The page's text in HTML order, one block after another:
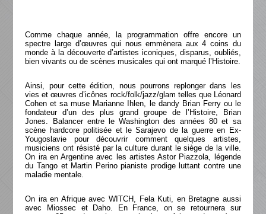
Comme chaque année, la programmation offre encore un
spectre large d’œuvres qui nous emmènera aux 4 coins du
monde à la découverte d’artistes iconiques, disparus, oubliés,
bien vivants ou de scènes musicales qui ont marqué l’Histoire.
Ainsi, pour cette édition, nous pourrons replonger dans les
vies et œuvres d’icônes rock/folk/jazz/glam telles que Léonard
Cohen et sa muse Marianne Ihlen, le dandy Brian Ferry ou le
fondateur d’un des plus grand groupe de l’Histoire, Brian
Jones. Balancer entre le Washington des années 80 et sa
scène hardcore politisée et le Sarajevo de la guerre en Ex-
Yougoslavie pour découvrir comment quelques artistes,
musiciens ont résisté par la culture durant le siège de la ville.
On ira en Argentine avec les artistes Astor Piazzola, légende
du Tango et Martin Perino pianiste prodige luttant contre une
maladie mentale.
On ira en Afrique avec WITCH, Fela Kuti, en Bretagne aussi
avec Miossec et Daho. En France, on se retournera sur